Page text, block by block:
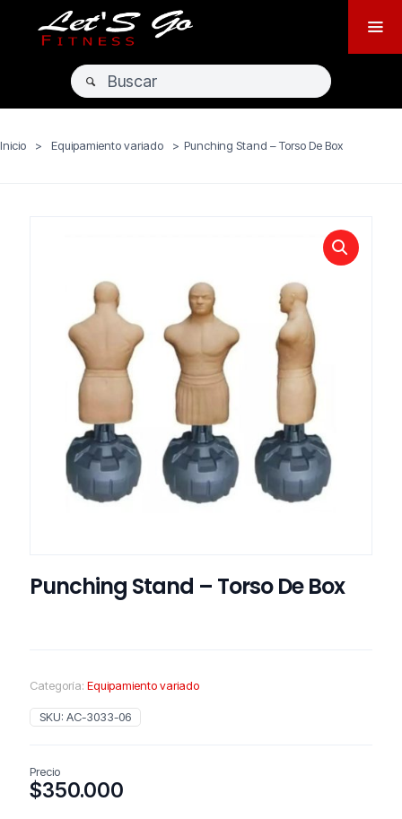
Inicio > Equipamiento variado > Punching Stand – Torso De Box
Punching Stand – Torso De Box
Categoría: Equipamiento variado
SKU: AC-3033-06
Precio
$350.000